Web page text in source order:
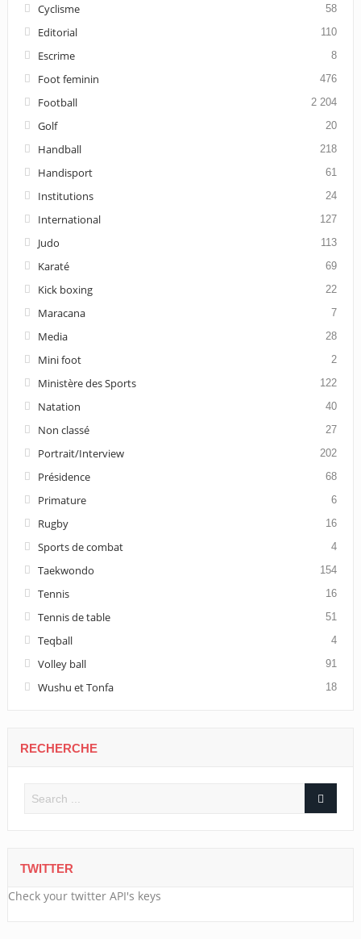
Cyclisme 58
Editorial 110
Escrime 8
Foot feminin 476
Football 2 204
Golf 20
Handball 218
Handisport 61
Institutions 24
International 127
Judo 113
Karaté 69
Kick boxing 22
Maracana 7
Media 28
Mini foot 2
Ministère des Sports 122
Natation 40
Non classé 27
Portrait/Interview 202
Présidence 68
Primature 6
Rugby 16
Sports de combat 4
Taekwondo 154
Tennis 16
Tennis de table 51
Teqball 4
Volley ball 91
Wushu et Tonfa 18
RECHERCHE
TWITTER
Check your twitter API's keys